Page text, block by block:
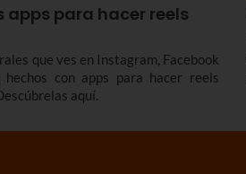
apps para hacer reels
que ves en Instagram, Facebook
con apps para hacer reels
aquí.